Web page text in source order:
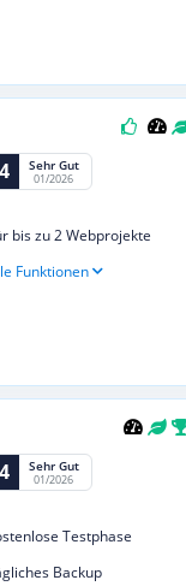
Sehr Gut
01/2026
bis zu 2 Webprojekte
Funktionen
Sehr Gut
01/2026
Testphase
Backup